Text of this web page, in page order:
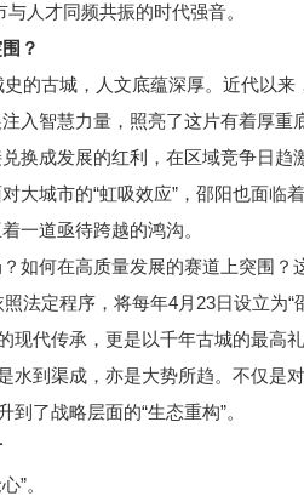
人才同频共振的时代强音。
？
古城，人文底蕴深厚。近代以来
入智慧力量，照亮了这片有着厚重
成发展的红利，在区域竞争日趋
城市的“虹吸效应”，邵阳也面临
一道亟待跨越的鸿沟。
何在高质量发展的赛道上突围？
定程序，将每年4月23日设立为“
现代传承，更是以千年古城的最高
到渠成，亦是大势所趋。不仅是
了战略层面的“生态重构”。
”。